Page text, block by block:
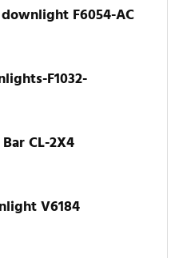
F6054-AC
F1032-
CL-2X4
V6184